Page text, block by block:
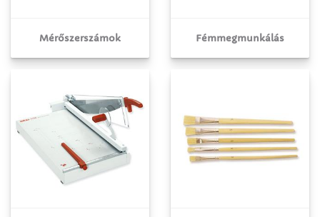
Mérőszerszámok Fémmegmunkálás